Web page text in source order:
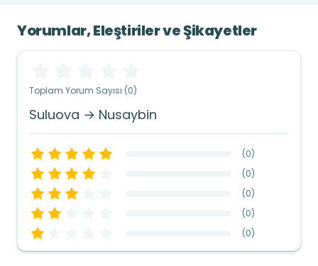
Yorumlar, Eleştiriler ve Şikayetler
Toplam Yorum Sayısı (0)
Suluova → Nusaybin
(0)
(0)
(0)
(0)
(0)